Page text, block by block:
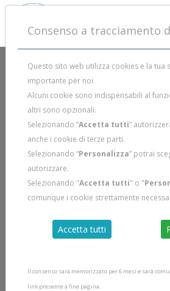
CALENDARIO
Prato
Consenso a tracciamento
Questo sito web utilizza cookies e la tua
importante per noi.
Alcuni cookie sono indispensabili al
altri sono opzionali.
Selezionando “Accetta tutti”
anche i cookie di terze parti.
Selezionando “Personalizza” potrai
autorizzare.
Selezionando "Accetta tutti" o "
comunque i cookie strettamente
Accetta tutti
Il consenso sarà memorizzato per 6 mesi e sarà
link presente a fine pagina.